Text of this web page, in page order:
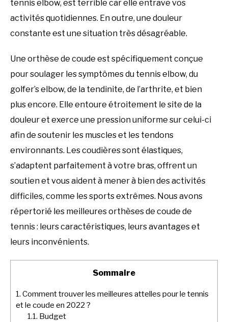
tennis elbow, est terrible car elle entrave vos
activités quotidiennes. En outre, une douleur
constante est une situation très désagréable.
Une orthèse de coude est spécifiquement conçue
pour soulager les symptômes du tennis elbow, du
golfer’s elbow, de la tendinite, de l’arthrite, et bien
plus encore. Elle entoure étroitement le site de la
douleur et exerce une pression uniforme sur celui-ci
afin de soutenir les muscles et les tendons
environnants. Les coudières sont élastiques,
s’adaptent parfaitement à votre bras, offrent un
soutien et vous aident à mener à bien des activités
difficiles, comme les sports extrêmes. Nous avons
répertorié les meilleures orthèses de coude de
tennis : leurs caractéristiques, leurs avantages et
leurs inconvénients.
Sommaire
1. Comment trouver les meilleures attelles pour le tennis
et le coude en 2022 ?
1.1. Budget